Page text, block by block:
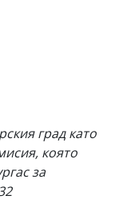
град като
която
за